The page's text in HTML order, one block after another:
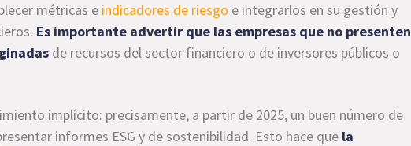
métricas e indicadores de riesgo e integrarlos en su gestión y
Es importante advertir que las empresas que no presenten
de recursos del sector financiero o de inversores públicos o
implícito: precisamente, a partir de 2025, un buen número de
informes ESG y de sostenibilidad. Esto hace que la